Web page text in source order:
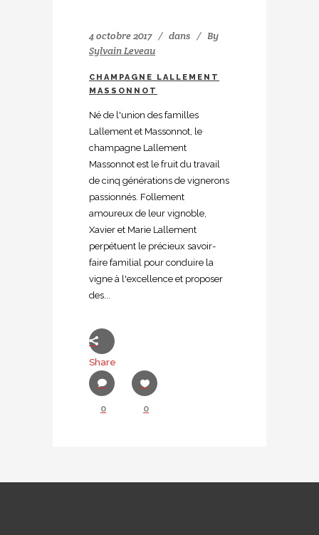
4 octobre 2017 dans
By
Sylvain Leveau
CHAMPAGNE LALLEMENT
MASSONNOT
Né de l'union des familles
Lallement et Massonnot, le
champagne Lallement
Massonnot est le fruit du travail
de cinq générations de vignerons
passionnés. Follement
amoureux de leur vignoble,
Xavier et Marie Lallement
perpétuent le précieux savoir-
faire familial pour conduire la
vigne à l'excellence et proposer
des...
Share
0 0